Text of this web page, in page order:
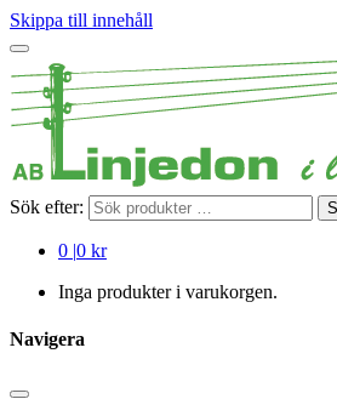
Skippa till innehåll
Sök efter:
0 |0 kr
Inga produkter i varukorgen.
Navigera